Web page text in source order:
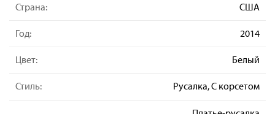
Страна: США
Год: 2014
Цвет: Белый
Стиль: Русалка, С корсетом